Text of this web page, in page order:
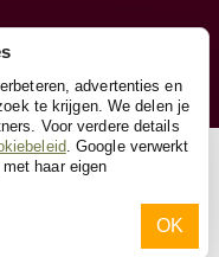
advertenties en
te krijgen. We delen je
Voor verdere details
. Google verwerkt
haar eigen
OK